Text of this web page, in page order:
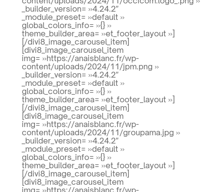
_builder_version= »4.24.2″
_module_preset= »default »
global_colors_info= »{} »
theme_builder_area= »et_footer_layout »]
[/divi8_image_carousel_item]
[divi8_image_carousel_item
img= »https://anaisblanc.fr/wp-
content/uploads/2024/11/jpm.png »
_builder_version= »4.24.2″
_module_preset= »default »
global_colors_info= »{} »
theme_builder_area= »et_footer_layout »]
[/divi8_image_carousel_item]
[divi8_image_carousel_item
img= »https://anaisblanc.fr/wp-
content/uploads/2024/11/groupama.jpg »
_builder_version= »4.24.2″
_module_preset= »default »
global_colors_info= »{} »
theme_builder_area= »et_footer_layout »]
[/divi8_image_carousel_item]
[divi8_image_carousel_item